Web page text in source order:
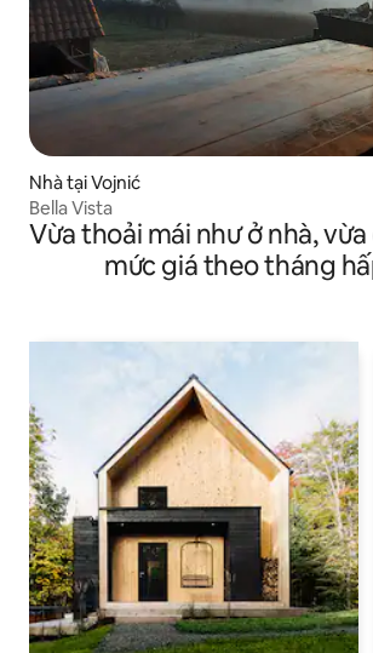
Nhà tại Vojnić
Bella Vista
Vừa thoải mái như ở nhà,
mức giá theo tháng